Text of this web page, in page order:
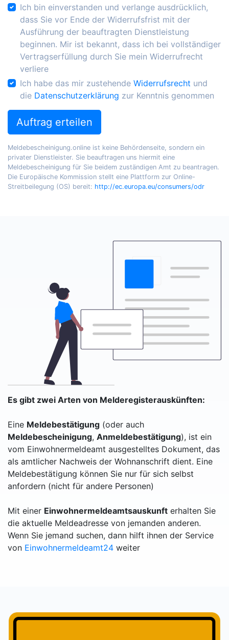
Ich bin einverstanden und verlange ausdrücklich,
dass Sie vor Ende der Widerrufsfrist mit der
Ausführung der beauftragten Dienstleistung
beginnen. Mir ist bekannt, dass ich bei vollständiger
Vertragserfüllung durch Sie mein Widerrufrecht
verliere
Ich habe das mir zustehende Widerrufsrecht und
die Datenschutzerklärung zur Kenntnis genommen
Auftrag erteilen
Meldebescheinigung.online ist keine Behördenseite, sondern ein
privater Dienstleister. Sie beauftragen uns hiermit eine
Meldebescheinigung für Sie beidem zuständigen Amt zu beantragen.
Die Europäische Kommission stellt eine Plattform zur Online-
Streitbeilegung (OS) bereit: http://ec.europa.eu/consumers/odr
Es gibt zwei Arten von Melderegisterauskünften:
Eine Meldebestätigung (oder auch
Meldebescheinigung, Anmeldebestätigung), ist ein
vom Einwohnermeldeamt ausgestelltes Dokument, das
als amtlicher Nachweis der Wohnanschrift dient. Eine
Meldebestätigung können Sie nur für sich selbst
anfordern (nicht für andere Personen)
Mit einer Einwohnermeldeamtsauskunft erhalten Sie
die aktuelle Meldeadresse von jemanden anderen.
Wenn Sie jemand suchen, dann hilft ihnen der Service
von Einwohnermeldeamt24 weiter